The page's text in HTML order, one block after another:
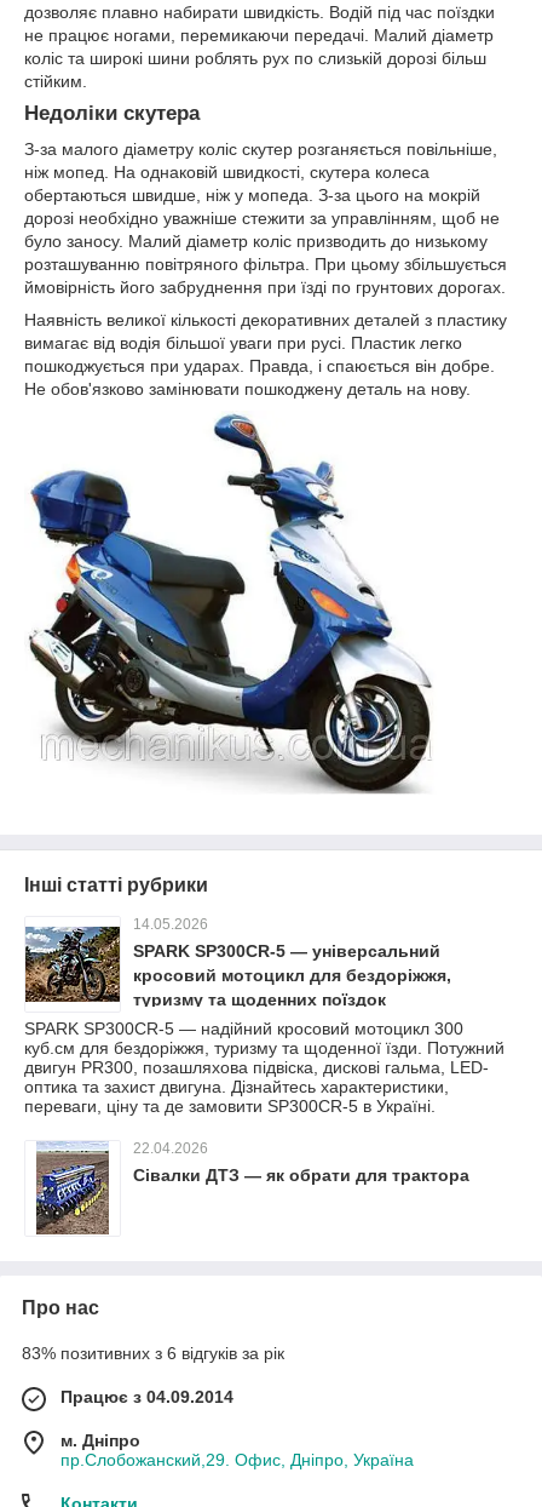
дозволяє плавно набирати швидкість. Водій під час поїздки
не працює ногами, перемикаючи передачі. Малий діаметр
коліс та широкі шини роблять рух по слизькій дорозі більш
стійким.
Недоліки скутера
З-за малого діаметру коліс скутер розганяється повільніше,
ніж мопед. На однаковій швидкості, скутера колеса
обертаються швидше, ніж у мопеда. З-за цього на мокрій
дорозі необхідно уважніше стежити за управлінням, щоб не
було заносу. Малий діаметр коліс призводить до низькому
розташуванню повітряного фільтра. При цьому збільшується
ймовірність його забруднення при їзді по грунтових дорогах.
Наявність великої кількості декоративних деталей з пластику
вимагає від водія більшої уваги при русі. Пластик легко
пошкоджується при ударах. Правда, і спаюється він добре.
Не обов'язково замінювати пошкоджену деталь на нову.
Інші статті рубрики
14.05.2026
SPARK SP300CR-5 — універсальний
кросовий мотоцикл для бездоріжжя,
туризму та щоденних поїздок
SPARK SP300CR-5 — надійний кросовий мотоцикл 300
куб.см для бездоріжжя, туризму та щоденної їзди. Потужний
двигун PR300, позашляхова підвіска, дискові гальма, LED-
оптика та захист двигуна. Дізнайтесь характеристики,
переваги, ціну та де замовити SP300CR-5 в Україні.
22.04.2026
Сівалки ДТЗ — як обрати для трактора
Про нас
83% позитивних з 6 відгуків за рік
Працює з 04.09.2014
м. Дніпро
пр.Слобожанский,29. Офис, Дніпро, Україна